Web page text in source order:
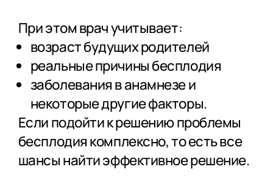
При этом врач учитывает:
возраст будущих родителей
реальные причины бесплодия
заболевания в анамнезе и
некоторые другие факторы.
Если подойти к решению проблемы
бесплодия комплексно, то есть все
шансы найти эффективное решение.